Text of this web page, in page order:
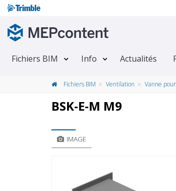
Fichiers BIM Info Actualités
Fichiers BIM Ventilation Vanne
BSK-E-M M9
IMAGE